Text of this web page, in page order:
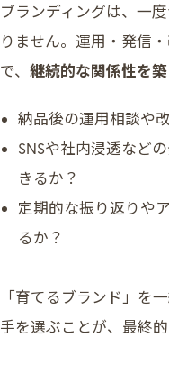
ブランディングは、一
りません。運用・発信
で、 継続的な関係性を
納品後の運用相談や
SNSや社内浸透など
きるか？
定期的な振り返りや
るか？
「育てるブランド」を
手を選ぶことが、最終